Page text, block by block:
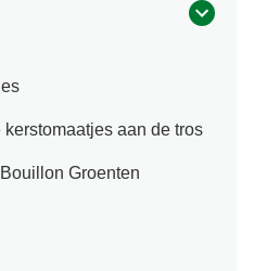
aan de tros
Groenten